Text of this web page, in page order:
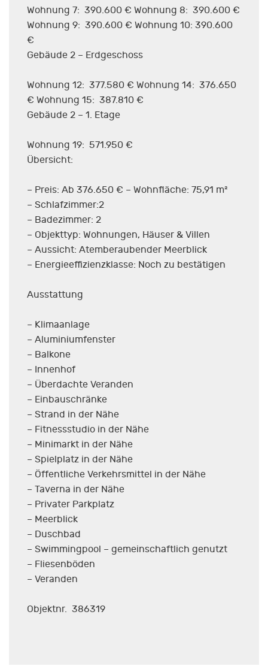
Wohnung 7: 390.600 € Wohnung 8: 390.600 €
Wohnung 9: 390.600 € Wohnung 10: 390.600
€
Gebäude 2 – Erdgeschoss
Wohnung 12: 377.580 € Wohnung 14: 376.650
€ Wohnung 15: 387.810 €
Gebäude 2 – 1. Etage
Wohnung 19: 571.950 €
Übersicht:
– Preis: Ab 376.650 € – Wohnfläche: 75,91 m²
– Schlafzimmer:2
– Badezimmer: 2
– Objekttyp: Wohnungen, Häuser & Villen
– Aussicht: Atemberaubender Meerblick
– Energieeffizienzklasse: Noch zu bestätigen
Ausstattung
– Klimaanlage
– Aluminiumfenster
– Balkone
– Innenhof
– Überdachte Veranden
– Einbauschränke
– Strand in der Nähe
– Fitnessstudio in der Nähe
– Minimarkt in der Nähe
– Spielplatz in der Nähe
– Öffentliche Verkehrsmittel in der Nähe
– Taverna in der Nähe
– Privater Parkplatz
– Meerblick
– Duschbad
– Swimmingpool – gemeinschaftlich genutzt
– Fliesenböden
– Veranden
Objektnr. 386319